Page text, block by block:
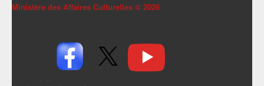
Ministère des Affaires Culturelles © 2026